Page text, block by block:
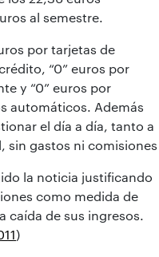
al semestre.
por tarjetas de
“0” euros por
y “0” euros por
automáticos. Además
el día a día, tanto a
sin gastos ni comisiones
la noticia justificando
como medida de
caída de sus ingresos.
)